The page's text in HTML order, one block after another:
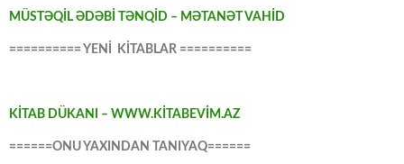
MÜSTƏQİL ƏDƏBİ TƏNQİD – MƏTANƏT VAHİD
========== YENİ KİTABLAR ==========
KİTAB DÜKANI – WWW.KİTABEVİM.AZ
======ONU YAXINDAN TANIYAQ======